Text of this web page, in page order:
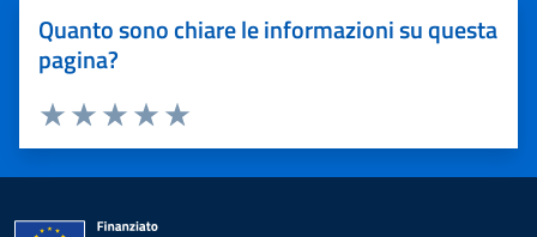
Quanto sono chiare le informazioni su questa
pagina?
Valuta 5 stelle su 5
Valuta 4 stelle su 5
Valuta 3 stelle su 5
Valuta 2 stelle su 5
Valuta 1 stelle su 5